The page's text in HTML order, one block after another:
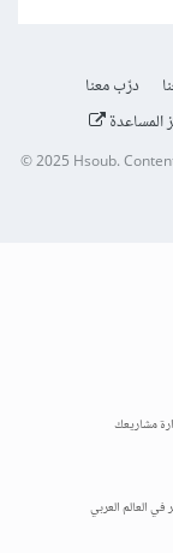
درّب معنا
المساعدة
© 2025 Hsoub.